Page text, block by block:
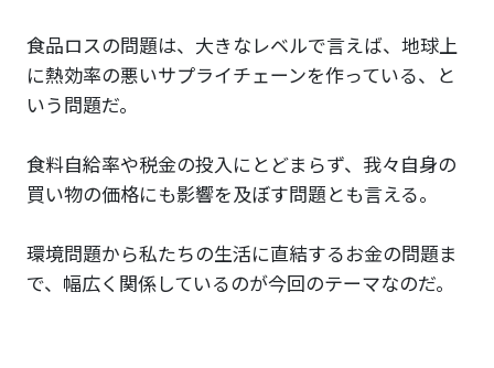
食品ロスの問題は、大きなレベルで言えば、地球上
に熱効率の悪いサプライチェーンを作っている、と
いう問題だ。
食料自給率や税金の投入にとどまらず、我々自身の
買い物の価格にも影響を及ぼす問題とも言える。
環境問題から私たちの生活に直結するお金の問題ま
で、幅広く関係しているのが今回のテーマなのだ。